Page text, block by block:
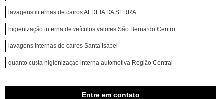
lavagens internas de carros ALDEIA DA SERRA
higienização interna de veículos valores São Bernardo Centro
lavagens internas de carros Santa Isabel
quanto custa higienização interna automotiva Região Central
Entre em contato